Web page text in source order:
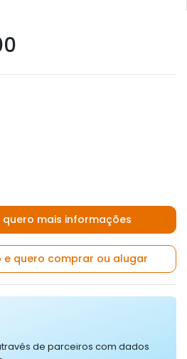
mais informações
e quero comprar ou alugar
de parceiros com dados